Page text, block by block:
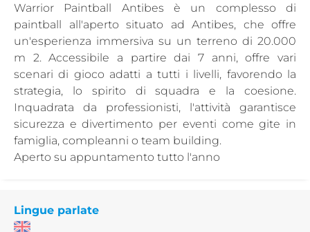
Warrior Paintball Antibes è un complesso di
paintball all'aperto situato ad Antibes, che offre
un'esperienza immersiva su un terreno di 20.000
m 2. Accessibile a partire dai 7 anni, offre vari
scenari di gioco adatti a tutti i livelli, favorendo la
strategia, lo spirito di squadra e la coesione.
Inquadrata da professionisti, l'attività garantisce
sicurezza e divertimento per eventi come gite in
famiglia, compleanni o team building.
Aperto su appuntamento tutto l'anno
Lingue parlate